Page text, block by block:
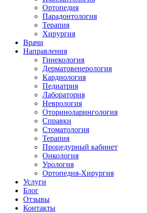
Ортопедия
Парадонтология
Терапия
Хирургия
Врачи
Направления
Гинекология
Дерматовенерология
Кардиология
Педиатрия
Лаборатория
Неврология
Оториноларингология
Справки
Стоматология
Терапия
Процедурный кабинет
Онкология
Урология
Ортопедия-Хирургия
Услуги
Блог
Отзывы
Контакты